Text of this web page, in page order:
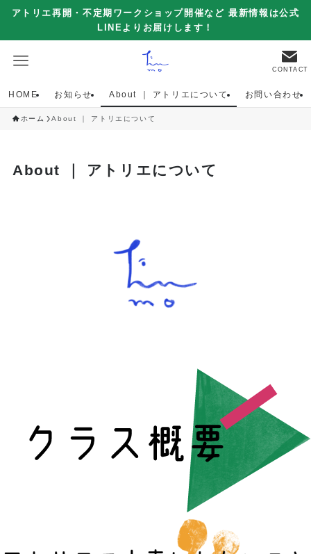
アトリエ再開・不定期ワークショップ開催など 最新情報は公式
LINEよりお届けします！
CONTACT
HOME お知らせ About ｜ アトリエについて お問い合わせ
ホーム About ｜ アトリエについて
About ｜ アトリエについて